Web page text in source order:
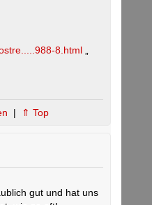
8.html
| ⇑ Top
gut und hat uns